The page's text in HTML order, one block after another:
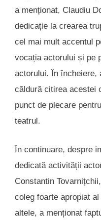
a menționat, Claudiu
dedicație la crearea
cel mai mult accentul
vocația actorului și pe
actorului. În încheiere,
căldură citirea acestei
punct de plecare
teatrul.
În continuare, despre
dedicată activității
Constantin
coleg foarte apropiat
altele, a menționat